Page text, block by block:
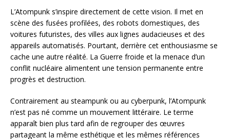
L’Atompunk s’inspire directement de cette vision. Il met en
scène des fusées profilées, des robots domestiques, des
voitures futuristes, des villes aux lignes audacieuses et des
appareils automatisés. Pourtant, derrière cet enthousiasme se
cache une autre réalité. La Guerre froide et la menace d’un
conflit nucléaire alimentent une tension permanente entre
progrès et destruction.
Contrairement au steampunk ou au cyberpunk, l’Atompunk
n’est pas né comme un mouvement littéraire. Le terme
apparaît bien plus tard afin de regrouper des œuvres
partageant la même esthétique et les mêmes références